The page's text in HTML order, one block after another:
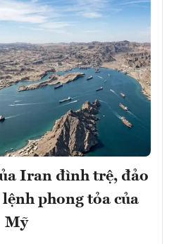
Iran đình trệ, đảo
phong tỏa của
Mỹ